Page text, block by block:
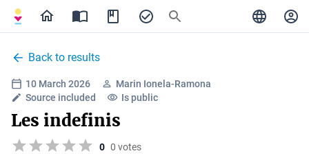
Back to results
10 March 2026
Marin Ionela-Ramona
Source included
Is public
Les indefinis
0 0 votes